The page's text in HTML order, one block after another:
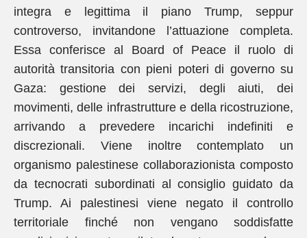
integra e legittima il piano Trump, seppur
controverso, invitandone l’attuazione completa.
Essa conferisce al Board of Peace il ruolo di
autorità transitoria con pieni poteri di governo su
Gaza: gestione dei servizi, degli aiuti, dei
movimenti, delle infrastrutture e della ricostruzione,
arrivando a prevedere incarichi indefiniti e
discrezionali. Viene inoltre contemplato un
organismo palestinese collaborazionista composto
da tecnocrati subordinati al consiglio guidato da
Trump. Ai palestinesi viene negato il controllo
territoriale finché non vengano soddisfatte